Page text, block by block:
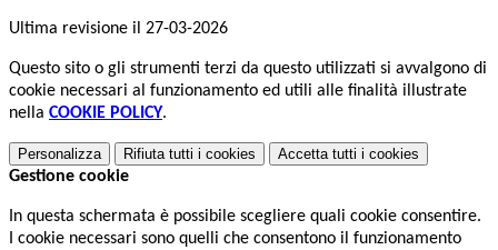
Ultima revisione il 27-03-2026
Questo sito o gli strumenti terzi da questo utilizzati si avvalgono di
cookie necessari al funzionamento ed utili alle finalità illustrate
nella COOKIE POLICY.
Personalizza Rifiuta tutti i cookies Accetta tutti i cookies
Gestione cookie
In questa schermata è possibile scegliere quali cookie consentire.
I cookie necessari sono quelli che consentono il funzionamento